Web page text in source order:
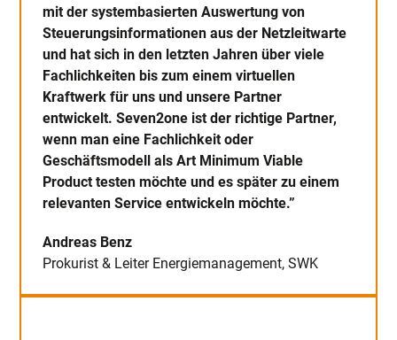
mit der systembasierten Auswertung von
Steuerungsinformationen aus der Netzleitwarte
und hat sich in den letzten Jahren über viele
Fachlichkeiten bis zum einem virtuellen
Kraftwerk für uns und unsere Partner
entwickelt. Seven2one ist der richtige Partner,
wenn man eine Fachlichkeit oder
Geschäftsmodell als Art Minimum Viable
Product testen möchte und es später zu einem
relevanten Service entwickeln möchte.”
Andreas Benz
Prokurist & Leiter Energiemanagement, SWK